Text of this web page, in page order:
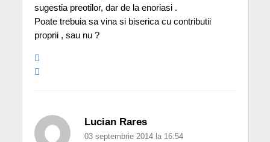
sugestia preotilor, dar de la enoriasi .
Poate trebuia sa vina si biserica cu contributii
proprii , sau nu ?
Lucian Rares
03 septembrie 2014 la 16:54